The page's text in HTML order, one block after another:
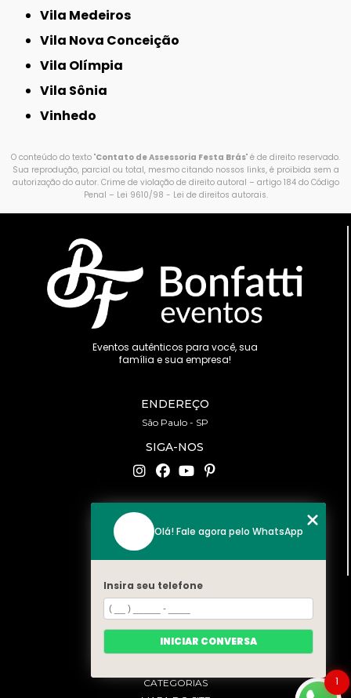
Vila Medeiros
Vila Nova Conceição
Vila Olímpia
Vila Sônia
Vinhedo
O conteúdo do texto "Contato de Assessoria Festa Brás" é de direito reservado.
Sua reprodução, parcial ou total, mesmo citando nossos links, é proibida sem a
autorização do autor. Crime de violação de direito autoral – artigo 184 do Código
Penal – Lei 9610/98 - Lei de direitos autorais.
Eventos autênticos para você, sua
família e sua empresa!
ENDEREÇO
São Paulo - SP
SIGA-NOS
CONTATO
(11) 94519-2422
contato@bonfattieventos.com.br
MENU
HOME
A BONFATTI
SERVIÇOS
CATEGORIAS
1
Olá! Fale agora pelo WhatsApp
Insira seu telefone
INICIAR CONVERSA